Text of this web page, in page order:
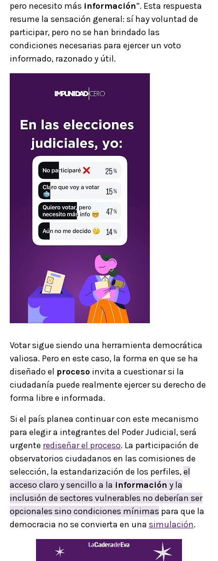
pero necesito más información”. Esta respuesta
resume la sensación general: sí hay voluntad de
participar, pero no se han brindado las
condiciones necesarias para ejercer un voto
informado, razonado y útil.
Votar sigue siendo una herramienta democrática
valiosa. Pero en este caso, la forma en que se ha
diseñado el proceso invita a cuestionar si la
ciudadanía puede realmente ejercer su derecho de
forma libre e informada.
Si el país planea continuar con este mecanismo
para elegir a integrantes del Poder Judicial, será
urgente rediseñar el proceso. La participación de
observatorios ciudadanos en las comisiones de
selección, la estandarización de los perfiles,el
acceso claro y sencillo a la información y la
inclusión de sectores vulnerables no deberían ser
opcionales sino condiciones mínimas para que la
democracia no se convierta en una simulación.